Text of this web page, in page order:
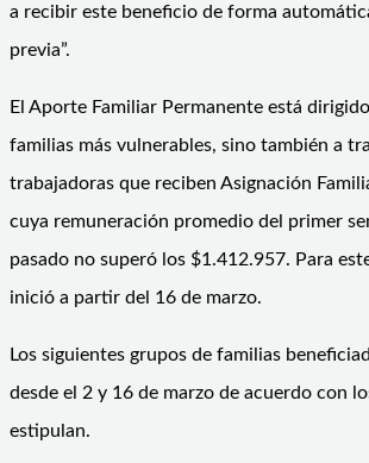
a recibir este beneficio de forma
previa”.
El Aporte Familiar Permanente está
familias más vulnerables, sino también a
trabajadoras que reciben Asignación
cuya remuneración promedio del primer
pasado no superó los $1.412.957. Para
inició a partir del 16 de marzo.
Los siguientes grupos de familias
desde el 2 y 16 de marzo de acuerdo con
estipulan.